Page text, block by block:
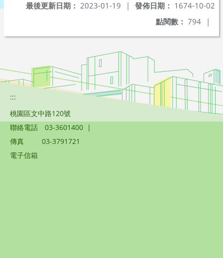
發佈日期： 1674-10-02
最後更新日期： 2023-01-19
|
點閱數： 794 |
:::
桃園區文中路120號
聯絡電話
03-3601400 |
傳真
03-3791721
電子信箱